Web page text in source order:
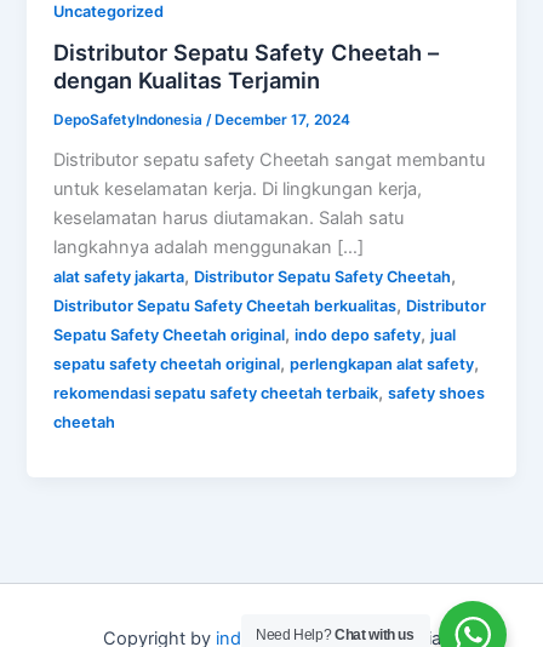
Uncategorized
Distributor Sepatu Safety Cheetah –
dengan Kualitas Terjamin
DepoSafetyIndonesia/ December 17, 2024
Distributor sepatu safety Cheetah sangat membantu
untuk keselamatan kerja. Di lingkungan kerja,
keselamatan harus diutamakan. Salah satu
langkahnya adalah menggunakan […]
alat safety jakarta, Distributor Sepatu Safety Cheetah,
Distributor Sepatu Safety Cheetah berkualitas, Distributor
Sepatu Safety Cheetah original,indo depo safety,jual
sepatu safety cheetah original,perlengkapan alat safety,
rekomendasi sepatu safety cheetah terbaik,safety shoes
cheetah
Copyright by indo depo safetyIndonesia
Need Help?Chat with us